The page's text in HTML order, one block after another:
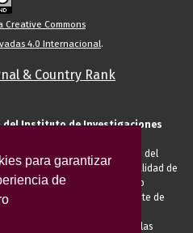
para garantizar
de
Creative Commons
4.0 Internacional.
del Instituto de Investigaciones
de la UNAM, es responsable del
para el registro de usted en calidad de
académica, conferencista o
visitante, proveedor o cliente de
exigidas legalmente o por las